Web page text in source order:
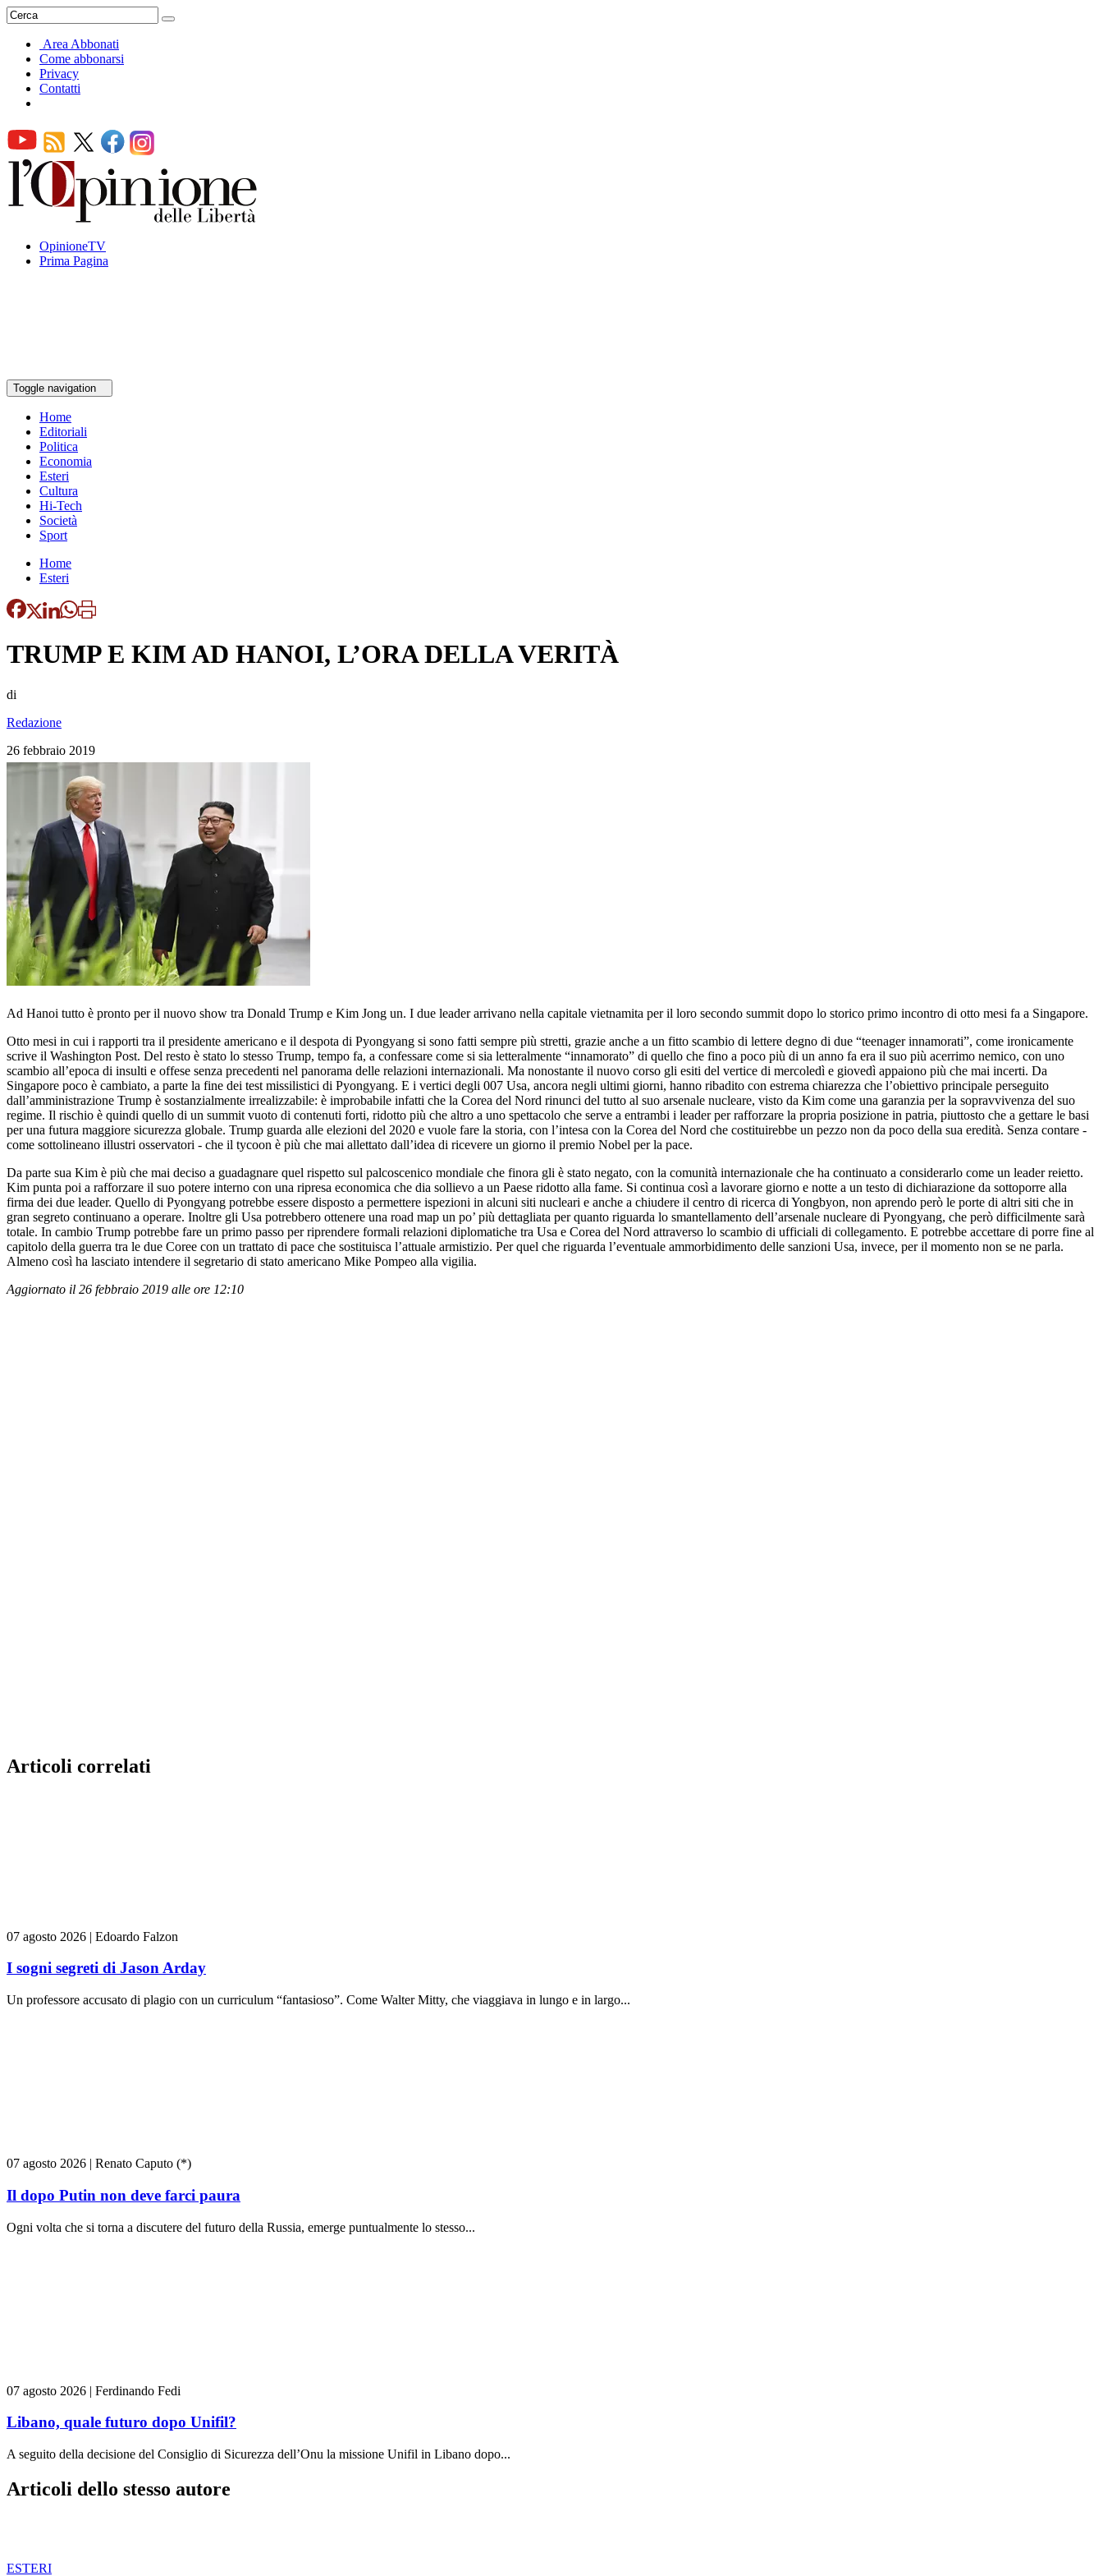
Area Abbonati
Come abbonarsi
Privacy
Contatti
OpinioneTV
Prima Pagina
Toggle navigation
Home
Editoriali
Politica
Economia
Esteri
Cultura
Hi-Tech
Società
Sport
Home
Esteri
TRUMP E KIM AD HANOI, L’ORA DELLA VERITÀ
di
Redazione
26 febbraio 2019
Ad Hanoi tutto è pronto per il nuovo show tra Donald Trump e Kim Jong un. I due leader arrivano nella capitale vietnamita per il loro secondo summit dopo lo storico primo incontro di otto mesi fa a Singapore.
Otto mesi in cui i rapporti tra il presidente americano e il despota di Pyongyang si sono fatti sempre più stretti, grazie anche a un fitto scambio di lettere degno di due “teenager innamorati”, come ironicamente
scrive il Washington Post. Del resto è stato lo stesso Trump, tempo fa, a confessare come si sia letteralmente “innamorato” di quello che fino a poco più di un anno fa era il suo più acerrimo nemico, con uno
scambio all’epoca di insulti e offese senza precedenti nel panorama delle relazioni internazionali. Ma nonostante il nuovo corso gli esiti del vertice di mercoledì e giovedì appaiono più che mai incerti. Da
Singapore poco è cambiato, a parte la fine dei test missilistici di Pyongyang. E i vertici degli 007 Usa, ancora negli ultimi giorni, hanno ribadito con estrema chiarezza che l’obiettivo principale perseguito
dall’amministrazione Trump è sostanzialmente irrealizzabile: è improbabile infatti che la Corea del Nord rinunci del tutto al suo arsenale nucleare, visto da Kim come una garanzia per la sopravvivenza del suo
regime. Il rischio è quindi quello di un summit vuoto di contenuti forti, ridotto più che altro a uno spettacolo che serve a entrambi i leader per rafforzare la propria posizione in patria, piuttosto che a gettare le basi
per una futura maggiore sicurezza globale. Trump guarda alle elezioni del 2020 e vuole fare la storia, con l’intesa con la Corea del Nord che costituirebbe un pezzo non da poco della sua eredità. Senza contare -
come sottolineano illustri osservatori - che il tycoon è più che mai allettato dall’idea di ricevere un giorno il premio Nobel per la pace.
Da parte sua Kim è più che mai deciso a guadagnare quel rispetto sul palcoscenico mondiale che finora gli è stato negato, con la comunità internazionale che ha continuato a considerarlo come un leader reietto.
Kim punta poi a rafforzare il suo potere interno con una ripresa economica che dia sollievo a un Paese ridotto alla fame. Si continua così a lavorare giorno e notte a un testo di dichiarazione da sottoporre alla
firma dei due leader. Quello di Pyongyang potrebbe essere disposto a permettere ispezioni in alcuni siti nucleari e anche a chiudere il centro di ricerca di Yongbyon, non aprendo però le porte di altri siti che in
gran segreto continuano a operare. Inoltre gli Usa potrebbero ottenere una road map un po’ più dettagliata per quanto riguarda lo smantellamento dell’arsenale nucleare di Pyongyang, che però difficilmente sarà
totale. In cambio Trump potrebbe fare un primo passo per riprendere formali relazioni diplomatiche tra Usa e Corea del Nord attraverso lo scambio di ufficiali di collegamento. E potrebbe accettare di porre fine al
capitolo della guerra tra le due Coree con un trattato di pace che sostituisca l’attuale armistizio. Per quel che riguarda l’eventuale ammorbidimento delle sanzioni Usa, invece, per il momento non se ne parla.
Almeno così ha lasciato intendere il segretario di stato americano Mike Pompeo alla vigilia.
Aggiornato il 26 febbraio 2019 alle ore 12:10
Articoli correlati
07 agosto 2026 | Edoardo Falzon
I sogni segreti di Jason Arday
Un professore accusato di plagio con un curriculum “fantasioso”. Come Walter Mitty, che viaggiava in lungo e in largo...
07 agosto 2026 | Renato Caputo (*)
Il dopo Putin non deve farci paura
Ogni volta che si torna a discutere del futuro della Russia, emerge puntualmente lo stesso...
07 agosto 2026 | Ferdinando Fedi
Libano, quale futuro dopo Unifil?
A seguito della decisione del Consiglio di Sicurezza dell’Onu la missione Unifil in Libano dopo...
Articoli dello stesso autore
ESTERI